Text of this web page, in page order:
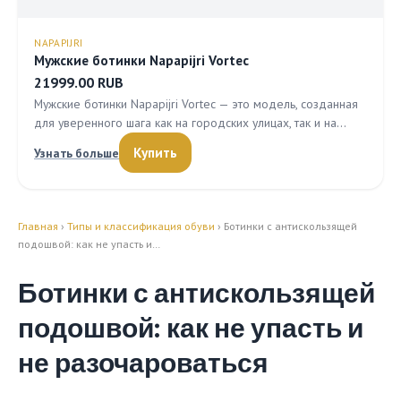
NAPAPIJRI
Мужские ботинки Napapijri Vortec
21999.00 RUB
Мужские ботинки Napapijri Vortec — это модель, созданная
для уверенного шага как на городских улицах, так и на…
Узнать больше
Купить
Главная › Типы и классификация обуви › Ботинки с антискользящей
подошвой: как не упасть и…
Ботинки с антискользящей
подошвой: как не упасть и
не разочароваться